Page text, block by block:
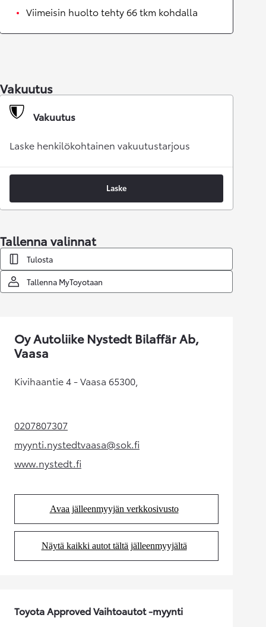
Viimeisin huolto tehty 66 tkm kohdalla
Vakuutus
Vakuutus
Laske henkilökohtainen vakuutustarjous
Laske
Tallenna valinnat
Tulosta
Tallenna MyToyotaan
Oy Autoliike Nystedt Bilaffär Ab,
Vaasa
Kivihaantie 4 - Vaasa 65300,
0207807307(Aukeaa uudessa välilehdessä)
myynti.nystedtvaasa@sok.fi(Aukeaa uudessa välilehdessä)
www.nystedt.fi(Aukeaa uudessa välilehdessä)
Avaa jälleenmyyjän verkkosivusto
(Aukeaa uudessa välilehdessä)
Näytä kaikki autot tältä jälleenmyyjältä
(Aukeaa uudessa välilehdessä)
Toyota Approved Vaihtoautot -myynti